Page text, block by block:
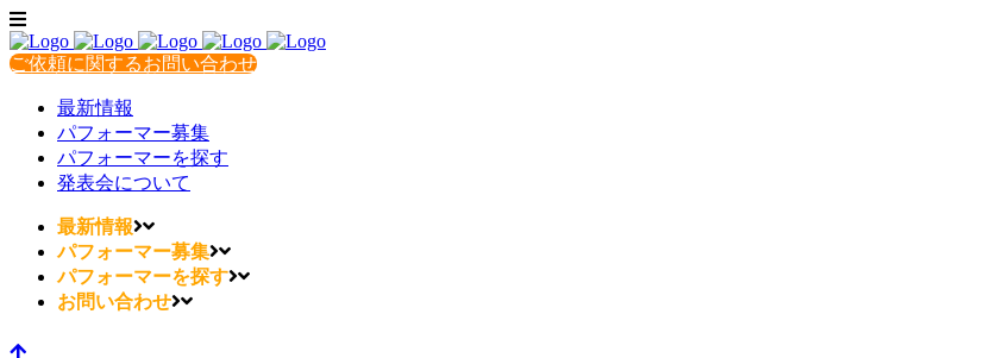
ご依頼に関するお問い合わせ
最新情報
パフォーマー募集
パフォーマーを探す
発表会について
最新情報
パフォーマー募集
パフォーマーを探す
お問い合わせ